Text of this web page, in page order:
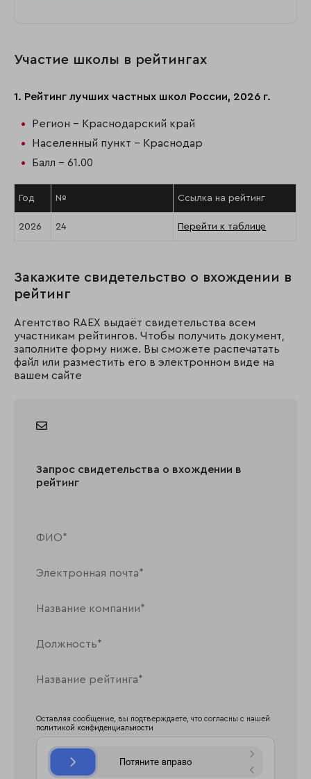
Участие школы в рейтингах
1. Рейтинг лучших частных школ России, 2026 г.
Регион - Краснодарский край
Населенный пункт - Краснодар
Балл - 61.00
Год № Ссылка на рейтинг
2026 24 Перейти к таблице
Закажите свидетельство о вхождении в
рейтинг
Агентство RAEX выдаёт свидетельства всем
участникам рейтингов. Чтобы получить документ,
заполните форму ниже. Вы сможете распечатать
файл или разместить его в электронном виде на
вашем сайте
Запрос свидетельства о вхождении в
рейтинг
Оставляя сообщение, вы подтверждаете, что согласны с нашей
политикой конфиденциальности